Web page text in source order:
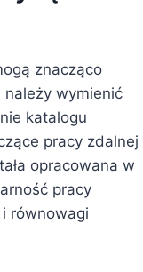
znacząco
należy wymienić
katalogu
pracy zdalnej
opracowana w
pracy
równowagi